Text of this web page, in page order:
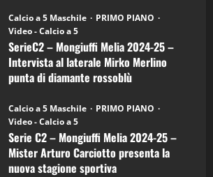
6)
–
Intervista
a
mister
Arturo
Carciotto
(Mongiuffi
Calcio a 5 Maschile
PRIMO PIANO
Video - Calcio a 5
SerieC2 – Mongiuffi Melia 2024-25 –
Intervista al laterale Mirko Merlino
punta di diamante rossoblù
Calcio a 5 Maschile
PRIMO PIANO
Video - Calcio a 5
Serie C2 – Mongiuffi Melia 2024-25 –
Mister Arturo Carciotto presenta la
nuova stagione sportiva
“SportEmpire” in Podcast: 27^ Puntata
(Martedi 14 Aprile 2026)
15/04/2026
“SportEmpire” in Podcast: 26^ Puntata
(Martedi 07 Aprile 2026)
08/04/2026